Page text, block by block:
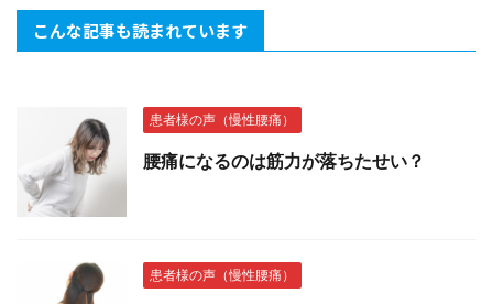
こんな記事も読まれています
患者様の声（慢性腰痛）
腰痛になるのは筋力が落ちたせい？
患者様の声（慢性腰痛）